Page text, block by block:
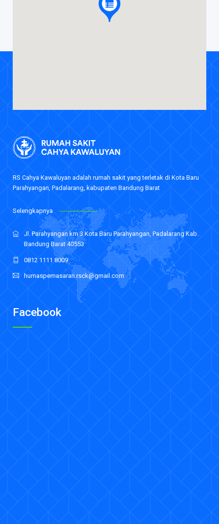
Berita
Career
RS Cahya Kawaluyan adalah rumah sakit yang terletak di Kota Baru
Parahyangan, Padalarang, kabupaten Bandung Barat
Selengkapnya
Jl. Parahyangan km 3 Kota Baru Parahyangan, Padalarang Kab.
Bandung Barat 40553
0812 1111 8009
humaspemasaran.rsck@gmail.com
Facebook